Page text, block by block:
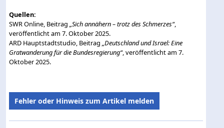
Quellen:
SWR Online, Beitrag„Sich annähern – trotz des Schmerzes“,
veröffentlicht am 7. Oktober 2025.
ARD Hauptstadtstudio, Beitrag„Deutschland und Israel: Eine
Gratwanderung für die Bundesregierung“, veröffentlicht am 7.
Oktober 2025.
Fehler oder Hinweis zum Artikel melden